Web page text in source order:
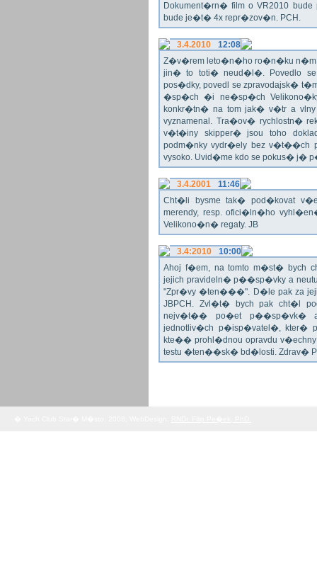
Dokument�rn� film o VR2010
bude je�t� 4x repr�zov�n. PCH.
3.4.2010
12:08
Z�v�rem leto�n�ho ro�n�ku n�m
jin� to toti� neud�l�. Povedlo
pos�dky, povedl se zpravodajsk�
�sp�ch �i ne�sp�ch
konkr�tn� na tom jak� v�tr a
vyznamenal. Tra�ov� rychlostn�
v�t�iny skipper� jsou toho
podm�nky vydr�ely bez v�t��ch
vysoko. Uvid�me kdo se pokus� j�
3.4.2001
11:46
Cht�li bysme tak� pod�kovat
merendy, resp. ofici�ln�ho
Velikono�n� regaty. JB
3.4:2010
10:00
Ahoj f�em, na tomto m�st� bych
jejich pravideln� p��sp�vky a
"Zpr�vy �ten���". D�le pak za
JBPCH. Zvl�t� bych pak cht�l
nejv�t�� po�et p��sp�vk�
jednotliv�ch p�isp�vatel�, kter�
kte�� prohl�dnou opravdu
testu �ten��sk� bd�losti. Zdrav�